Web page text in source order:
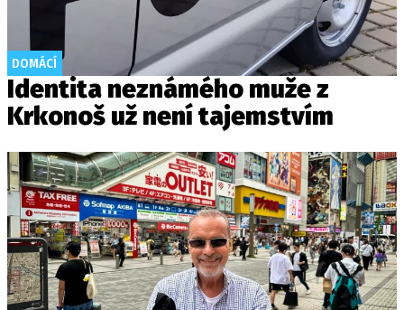
DOMÁCÍ
Identita neznámého muže z
Krkonoš už není tajemstvím